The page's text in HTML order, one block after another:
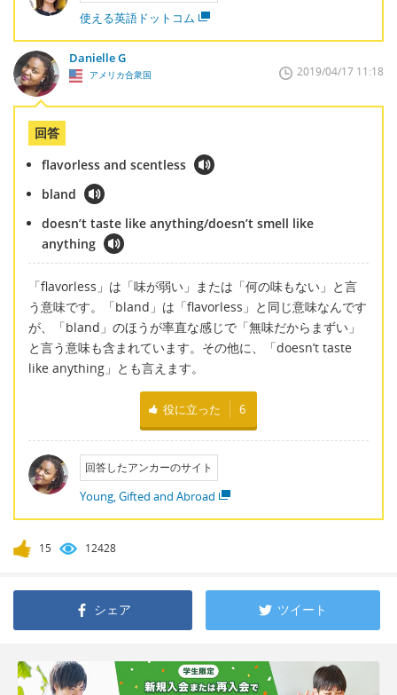
使える英語ドットコム
Danielle G
アメリカ合衆国 2019/04/17 11:18
回答
flavorless and scentless
bland
doesn’t taste like anything/doesn’t smell like
anything
「flavorless」は「味が弱い」または「何の味もない」と言
う意味です。「bland」は「flavorless」と同じ意味なんです
が、「bland」のほうが率直な感じで「無味だからまずい」
と言う意味も含まれています。その他に、「doesn’t taste
like anything」とも言えます。
役に立った 6
回答したアンカーのサイト
Young, Gifted and Abroad
15 12428
シェア ツイート